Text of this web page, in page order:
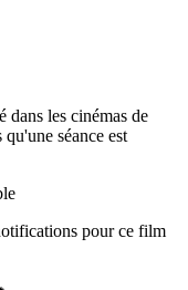
dans les cinémas de
séance est
pour ce film